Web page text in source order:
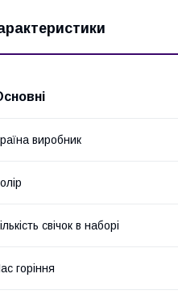
виробник
свічок в наборі
горіння